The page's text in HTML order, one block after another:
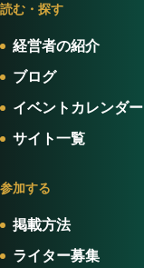
読む・探す
経営者の紹介
ブログ
イベントカレンダー
サイト一覧
参加する
掲載方法
ライター募集